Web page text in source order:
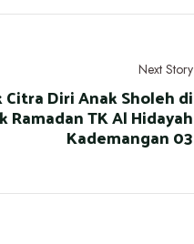
Next Story
Diri Anak Sholeh di
Ramadan TK Al Hidayah
Kademangan 03